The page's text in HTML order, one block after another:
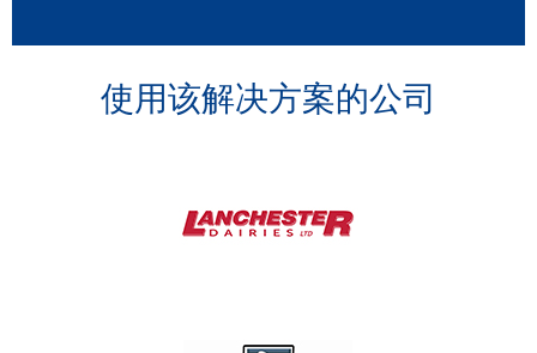
使用该解决方案的公司